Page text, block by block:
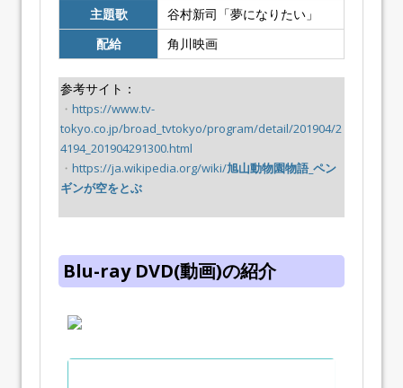
主題歌
谷村新司「夢になりたい」
配給
角川映画
参考サイト：
・ https://www.tv-
tokyo.co.jp/broad_tvtokyo/program/detail/201904/2
4194_201904291300.html
・ https://ja.wikipedia.org/wiki/旭山動物園物語_ペン
ギンが空をとぶ
Blu-ray DVD(動画)の紹介